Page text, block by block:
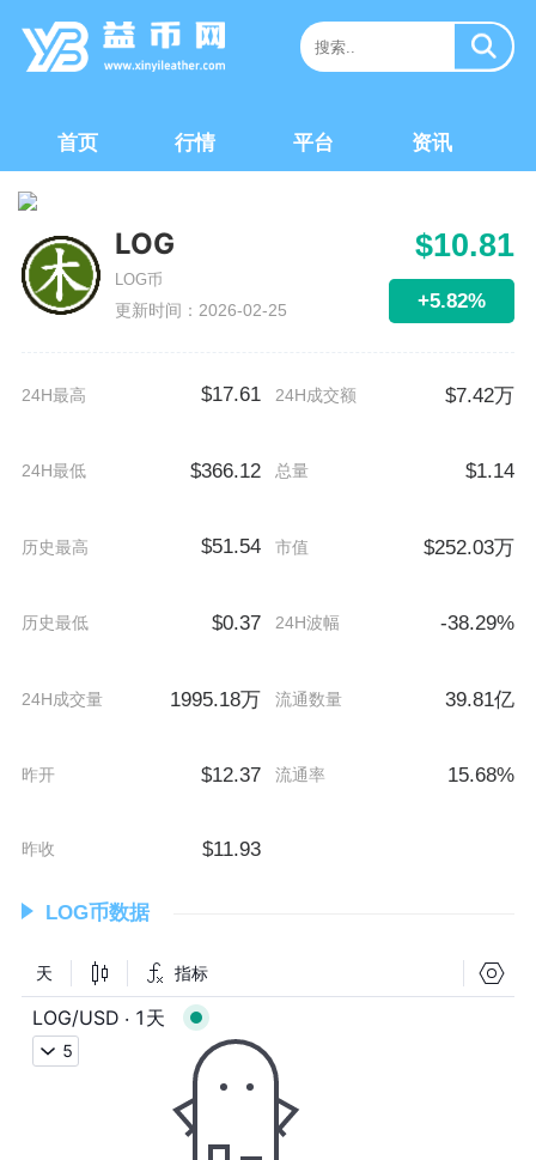
首页 行情 平台 资讯
LOG
LOG币
更新时间：2026-02-25
$10.81
+5.82%
24H最高 $17.61 24H成交额 $7.42万
24H最低 $366.12 总量 $1.14
历史最高 $51.54 市值 $252.03万
历史最低 $0.37 24H波幅 -38.29%
24H成交量 1995.18万 流通数量 39.81亿
昨开 $12.37 流通率 15.68%
昨收 $11.93
LOG币数据